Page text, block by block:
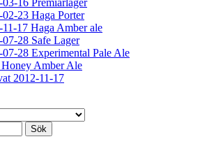
02-23 Haga Porter
11-17 Haga Amber ale
07-28 Safe Lager
07-28 Experimental Pale Ale
Honey Amber Ale
2012-11-17